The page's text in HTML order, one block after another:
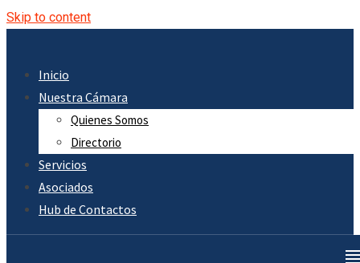
Skip to content
Inicio
Nuestra Cámara
Quienes Somos
Directorio
Servicios
Asociados
Hub de Contactos